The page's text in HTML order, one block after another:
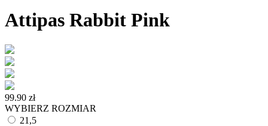
Attipas Rabbit Pink
99.90 zł
WYBIERZ ROZMIAR
21,5